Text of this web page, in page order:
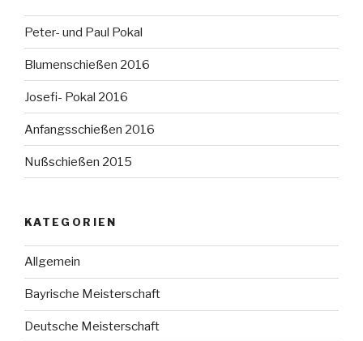
Peter- und Paul Pokal
Blumenschießen 2016
Josefi- Pokal 2016
Anfangsschießen 2016
Nußschießen 2015
KATEGORIEN
Allgemein
Bayrische Meisterschaft
Deutsche Meisterschaft